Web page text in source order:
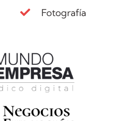
Fotografía